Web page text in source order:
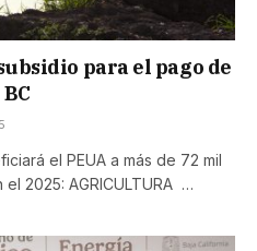
para el pago de
el PEUA a más de 72 mil
2025: AGRICULTURA …